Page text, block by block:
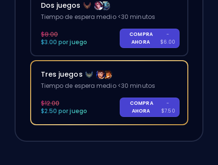
Dos juegos
Tiempo de espera medio <30 minutos
$8.00
$3.00 por juego
COMPRA
AHORA
-
$6.00
Tres juegos
Tiempo de espera medio <30 minutos
$12.00
$2.50 por juego
COMPRA
AHORA
-
$7.50